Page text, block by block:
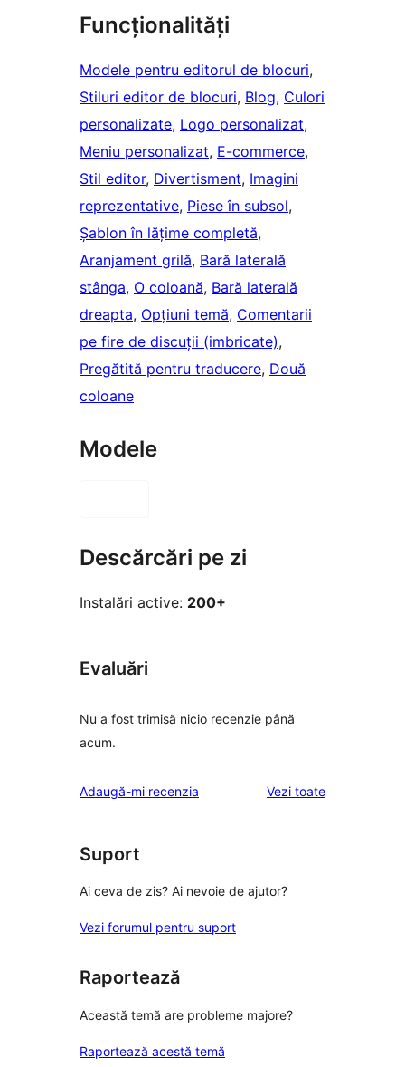
Funcționalități
Modele pentru editorul de blocuri
Stiluri editor de blocuri, Blog, Culori
personalizate, Logo personalizat
Meniu personalizat, E-commerce
Stil editor, Divertisment, Imagini
reprezentative, Piese în subsol
Șablon în lățime completă
Aranjament grilă, Bară laterală
stânga, O coloană, Bară laterală
dreapta, Opțiuni temă, Comentarii
pe fire de discuții (imbricate)
Pregătită pentru traducere, Două
coloane
Modele
Descărcări pe zi
Instalări active: 200+
Evaluări
Nu a fost trimisă nicio recenzie până
acum.
Adaugă-mi recenzia Vezi toaterecenziile
Suport
Ai ceva de zis? Ai nevoie de ajutor?
Vezi forumul pentru suport
Raportează
Această temă are probleme majore?
Raportează acestă temă